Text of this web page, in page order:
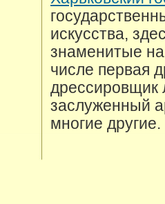
искусства,
знаменитые
числе первая
заслуженный
многие другие.